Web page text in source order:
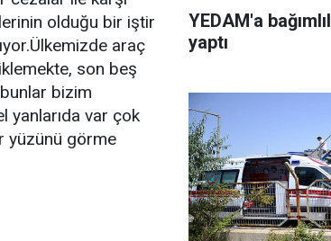
olduğu bir iştir
araç
son beş
bizim
yanlarıda var çok
yüzünü görme
YEDAM'a
yaptı